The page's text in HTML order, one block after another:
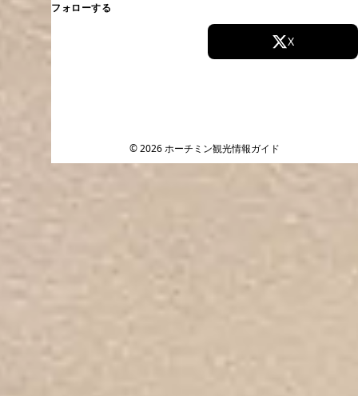
フォローする
X
© 2026 ホーチミン観光情報ガイド